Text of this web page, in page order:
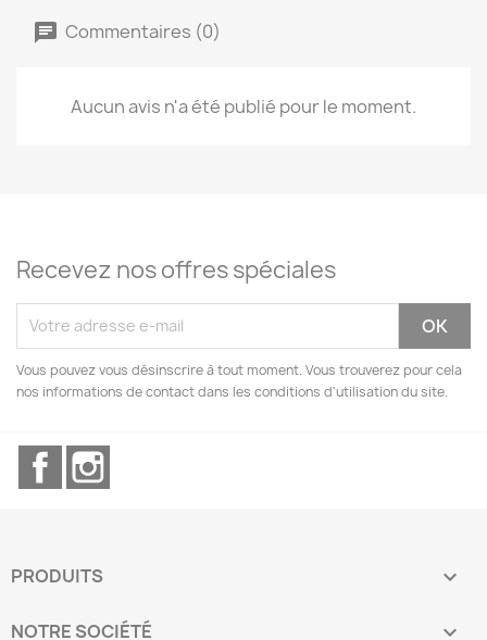
Commentaires (0)
Aucun avis n'a été publié pour le moment.
Recevez nos offres spéciales
Vous pouvez vous désinscrire à tout moment. Vous trouverez pour cela
nos informations de contact dans les conditions d'utilisation du site.
Facebook
PRODUITS 
NOTRE SOCIÉTÉ 